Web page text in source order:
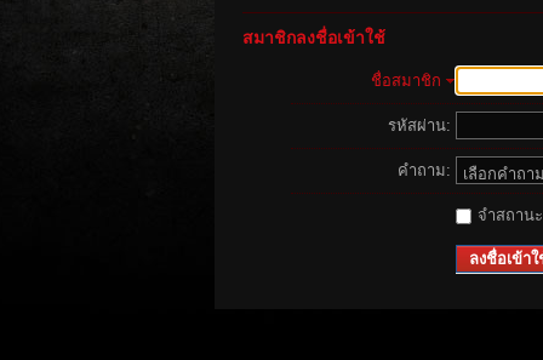
สมาชิกลงชื่อเข้าใช้
ชื่อสมาชิก
รหัสผ่าน:
คำถาม:
จำสถาน
ลงชื่อเข้าใ